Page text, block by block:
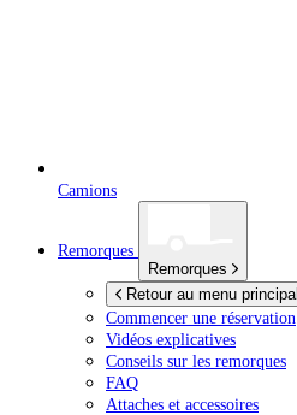
Camions
Remorques
Remorques
Retour au menu principal
Commencer une réservation
Vidéos explicatives
Conseils sur les remorques
FAQ
Attaches et accessoires